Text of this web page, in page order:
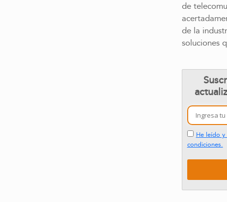
de
de la
soluciones
He leído
condiciones.